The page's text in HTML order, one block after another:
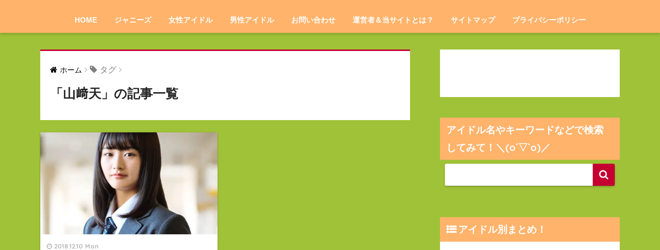
HOME ジャニーズ 女性アイドル 男性アイドル お問い合わせ 運営者＆当サイトとは？ サイトマップ プライバシーポリシー
ホーム タグ
「山﨑天」の記事一覧
2018.12.10 Mon
アイドル名やキーワードなどで検索
してみて！＼(o´▽`o)／
アイドル別まとめ！